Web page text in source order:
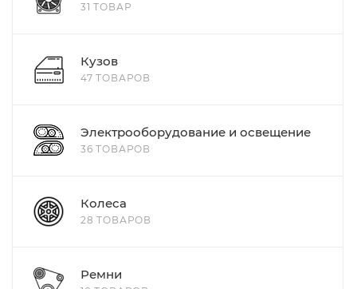
31 ТОВАР
Кузов
47 ТОВАРОВ
Электрооборудование и освещение
36 ТОВАРОВ
Колеса
28 ТОВАРОВ
Ремни